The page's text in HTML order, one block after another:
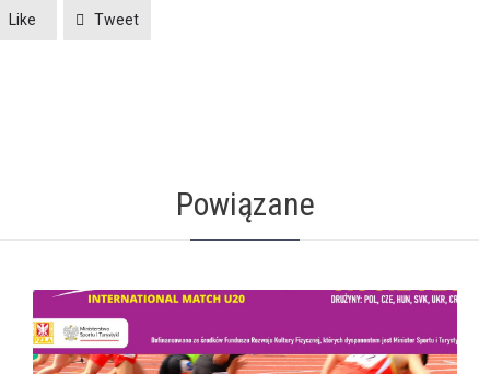
Like Tweet
Powiązane